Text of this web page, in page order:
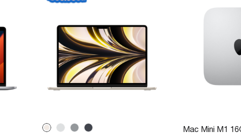
Mac Mini M1